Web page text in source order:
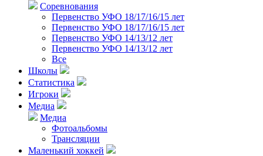
Соревнования
Первенство УФО 18/17/16/15 лет
Первенство УФО 18/17/16/15 лет
Первенство УФО 14/13/12 лет
Первенство УФО 14/13/12 лет
Все
Школы
Статистика
Игроки
Медиа
Медиа
Фотоальбомы
Трансляции
Маленький хоккей